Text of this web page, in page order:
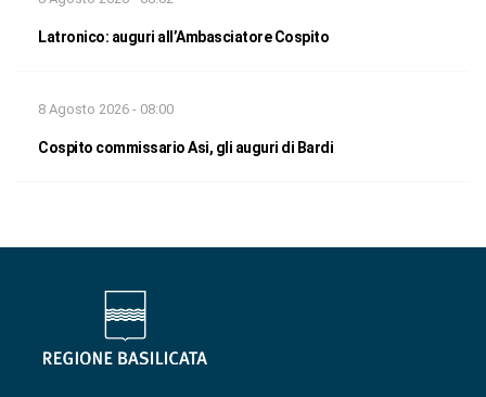
Latronico: auguri all’Ambasciatore Cospito
8 Agosto 2026 - 08:00
Cospito commissario Asi, gli auguri di Bardi